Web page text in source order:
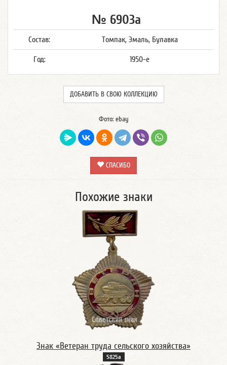
№ 6903а
Состав: Томпак, Эмаль, Булавка
Год: 1950-е
ДОБАВИТЬ В СВОЮ КОЛЛЕКЦИЮ
Фото: ebay
СПАСИБО
Похожие знаки
Знак «Ветеран труда сельского хозяйства»
5825а